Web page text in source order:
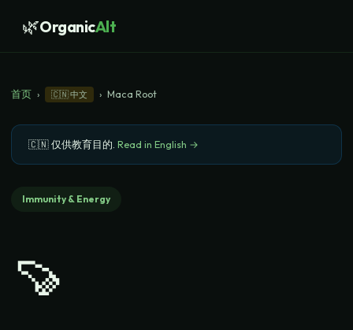
🌿OrganicAlt
首页 › 🇨🇳中文 › Maca Root
🇨🇳仅供教育目的 Read in English →
Immunity & Energy
🍠